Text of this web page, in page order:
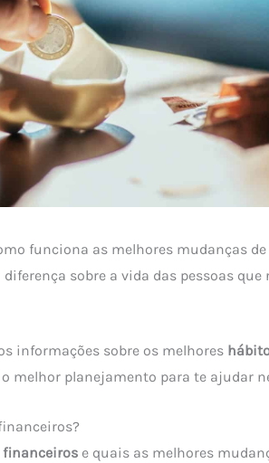
funciona as melhores mudanças de
sobre a vida das pessoas
informações sobre os melhores
melhor planejamento para te ajudar
e quais as melhores